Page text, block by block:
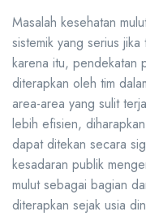
Masalah kesehatan
sistemik yang serius
karena itu, pendekatan
diterapkan oleh tim
area-area yang sulit
lebih efisien,
dapat ditekan secara
kesadaran publik
mulut sebagai bagian
diterapkan sejak usia